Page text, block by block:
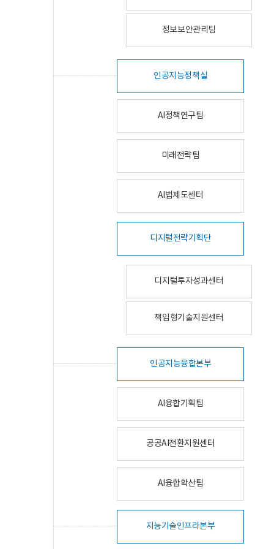
정보보안관리팀
인공지능정책실
AI정책연구팀
미래전략팀
AI법제도센터
디지털전략기획단
디지털투자성과센터
책임형기술지원센터
인공지능융합본부
AI융합기획팀
공공AI전환지원센터
AI융합확산팀
지능기술인프라본부